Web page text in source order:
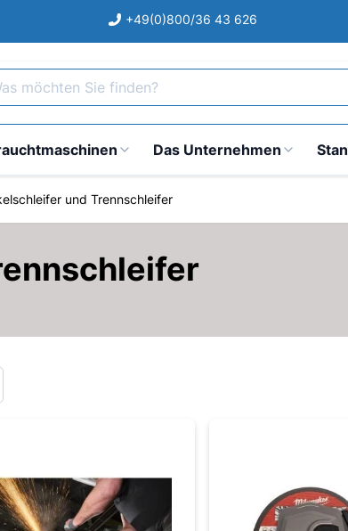
+49(0)800/36 43 626
möchten Sie finden?
Das Unternehmen
und Trennschleifer